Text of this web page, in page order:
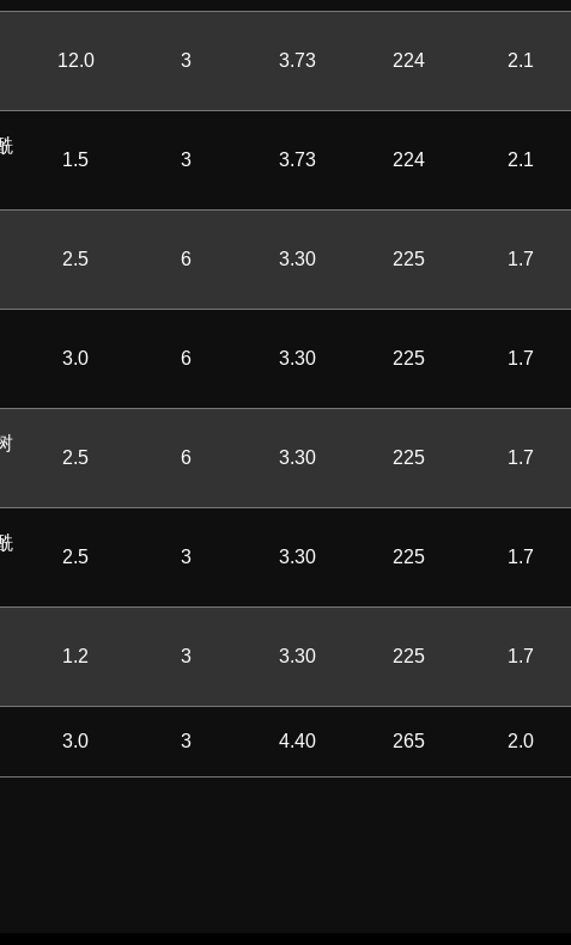
12.0 3 3.73 224 2.1
1.5 3 3.73 224 2.1
2.5 6 3.30 225 1.7
3.0 6 3.30 225 1.7
2.5 6 3.30 225 1.7
2.5 3 3.30 225 1.7
1.2 3 3.30 225 1.7
3.0 3 4.40 265 2.0